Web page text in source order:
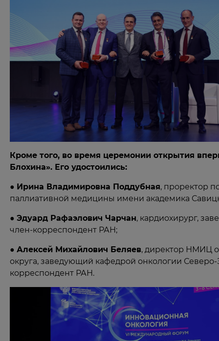
Кроме того, во время церемонии открытия
Блохина». Его удостоились:
● Ирина Владимировна Поддубная, проректор
паллиативной медицины имени академика
● Эдуард Рафаэлович Чарчан, кардиохирург,
член-корреспондент РАН;
● Алексей Михайлович Беляев, директор НМИЦ
округа, заведующий кафедрой онкологии
корреспондент РАН.